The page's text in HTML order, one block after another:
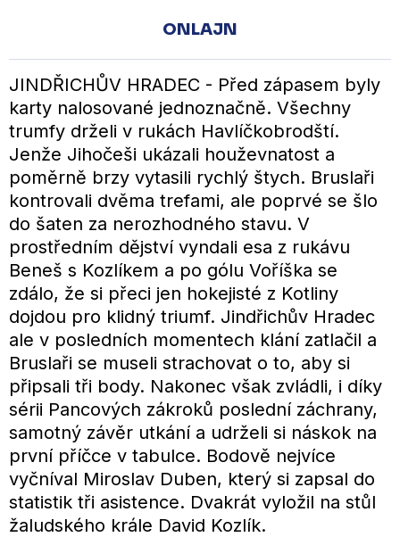
ONLAJN
JINDŘICHŮV HRADEC - Před zápasem byly
karty nalosované jednoznačně. Všechny
trumfy drželi v rukách Havlíčkobrodští.
Jenže Jihočeši ukázali houževnatost a
poměrně brzy vytasili rychlý štych. Bruslaři
kontrovali dvěma trefami, ale poprvé se šlo
do šaten za nerozhodného stavu. V
prostředním dějství vyndali esa z rukávu
Beneš s Kozlíkem a po gólu Voříška se
zdálo, že si přeci jen hokejisté z Kotliny
dojdou pro klidný triumf. Jindřichův Hradec
ale v posledních momentech klání zatlačil a
Bruslaři se museli strachovat o to, aby si
připsali tři body. Nakonec však zvládli, i díky
sérii Pancových zákroků poslední záchrany,
samotný závěr utkání a udrželi si náskok na
první příčce v tabulce. Bodově nejvíce
vyčníval Miroslav Duben, který si zapsal do
statistik tři asistence. Dvakrát vyložil na stůl
žaludského krále David Kozlík.